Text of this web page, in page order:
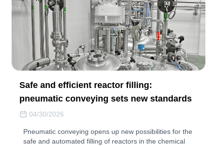
Safe and efficient reactor filling:
pneumatic conveying sets new standards
04/30/2026
Pneumatic conveying opens up new possibilities for the
safe and automated filling of reactors in the chemical